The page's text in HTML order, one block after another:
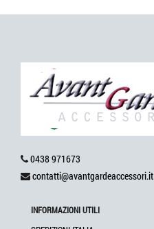
0438 971673
contatti@avantgardeaccessori.it
INFORMAZIONI UTILI